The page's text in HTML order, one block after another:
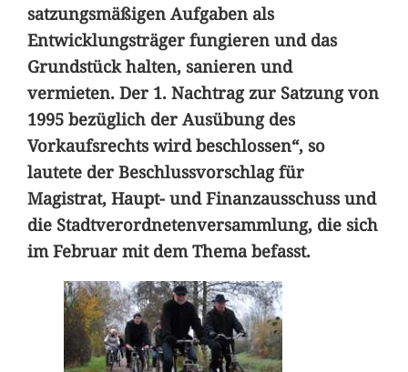
satzungsmäßigen Aufgaben als
Entwicklungsträger fungieren und das
Grundstück halten, sanieren und
vermieten. Der 1. Nachtrag zur Satzung von
1995 bezüglich der Ausübung des
Vorkaufsrechts wird beschlossen“, so
lautete der Beschlussvorschlag für
Magistrat, Haupt- und Finanzausschuss und
die Stadtverordnetenversammlung, die sich
im Februar mit dem Thema befasst.